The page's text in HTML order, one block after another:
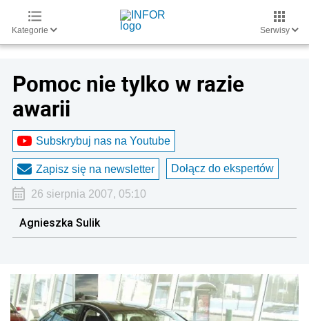
Kategorie Serwisy
Pomoc nie tylko w razie
awarii
Subskrybuj nas na Youtube
Zapisz się na newsletter Dołącz do ekspertów
26 sierpnia 2007, 05:10
Agnieszka Sulik